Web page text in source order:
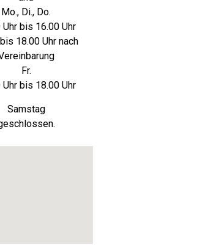
Mo., Di., Do.
Uhr bis 16.00 Uhr
18.00 Uhr nach
Fr.
Uhr bis 18.00 Uhr
Samstag